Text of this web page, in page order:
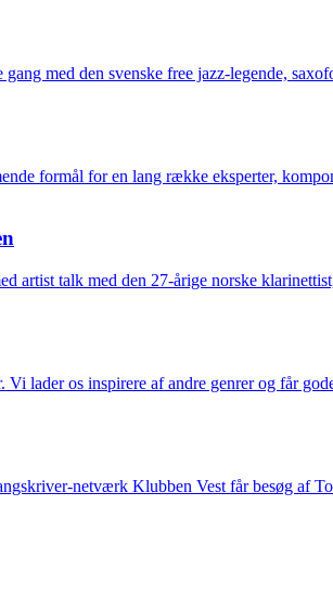
med den svenske free jazz-legende,
formål for en lang række eksperter,
artist talk med den 27-årige norske
lader os inspirere af andre genrer og får
netværk Klubben Vest får besøg af